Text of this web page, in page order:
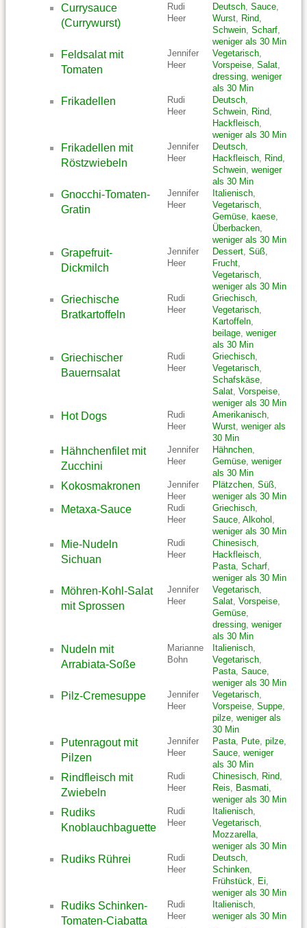
Currysauce
(Currywurst)
Rudi
Heer
Deutsch Sauce
Wurst
Rind
Schwein Scharf
weniger als 30 Min
Feldsalat mit
Tomaten
Jennifer
Heer
Vegetarisch
Vorspeise Salat
dressing weniger
als 30 Min
Frikadellen
Rudi
Heer
Deutsch
Schwein
Rind
Hackfleisch
weniger als 30 Min
Frikadellen mit
Röstzwiebeln
Jennifer
Heer
Deutsch
Hackfleisch
Rind
Schwein weniger
als 30 Min
Gnocchi-Tomaten-
Gratin
Jennifer
Heer
Italienisch
Vegetarisch
Gemüse
kaese
Überbacken
weniger als 30 Min
Grapefruit-
Dickmilch
Jennifer
Heer
Dessert Süß
Frucht
Vegetarisch
weniger als 30 Min
Griechische
Bratkartoffeln
Rudi
Heer
Griechisch
Vegetarisch
Kartoffeln
beilage weniger
als 30 Min
Griechischer
Bauernsalat
Rudi
Heer
Griechisch
Vegetarisch
Schafskäse
Salat Vorspeise
weniger als 30 Min
Hot Dogs
Rudi
Heer
Amerikanisch
Wurst weniger als
30 Min
Hähnchenfilet mit
Zucchini
Jennifer
Heer
Hähnchen
Gemüse weniger
als 30 Min
Kokosmakronen
Jennifer
Heer
Plätzchen Süß
weniger als 30 Min
Metaxa-Sauce
Rudi
Heer
Griechisch
Sauce Alkohol
weniger als 30 Min
Mie-Nudeln
Sichuan
Rudi
Heer
Chinesisch
Hackfleisch
Pasta Scharf
weniger als 30 Min
Möhren-Kohl-Salat
mit Sprossen
Jennifer
Heer
Vegetarisch
Salat Vorspeise
Gemüse
dressing weniger
als 30 Min
Nudeln mit
Arrabiata-Soße
Marianne
Bohn
Italienisch
Vegetarisch
Pasta Sauce
weniger als 30 Min
Pilz-Cremesuppe
Jennifer
Heer
Vegetarisch
Vorspeise Suppe
pilze weniger als
30 Min
Putenragout mit
Pilzen
Jennifer
Heer
Pasta Pute pilze
Sauce weniger
als 30 Min
Rindfleisch mit
Zwiebeln
Rudi
Heer
Chinesisch Rind
Reis
Basmati
weniger als 30 Min
Rudiks
Knoblauchbaguette
Rudi
Heer
Italienisch
Vegetarisch
Mozzarella
weniger als 30 Min
Rudiks Rührei
Rudi
Heer
Deutsch
Schinken
Frühstück
Ei
weniger als 30 Min
Rudiks Schinken-
Tomaten-Ciabatta
Rudi
Heer
Italienisch
weniger als 30 Min